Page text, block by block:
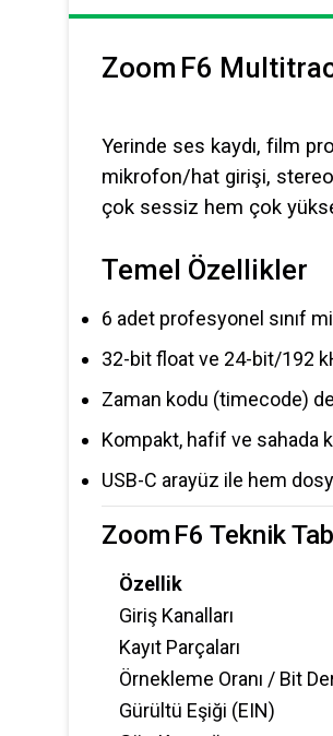
Zoom F6
Yerinde ses kaydı, film
mikrofon/hat girişi,
çok sessiz hem çok
Temel Özellikler
6 adet profesyonel sınıf
32-bit float ve 24-bit/192
Zaman kodu (timecode)
Kompakt, hafif ve sahada
USB-C arayüz ile hem
Zoom F6 Teknik
Özellik
Giriş Kanalları
Kayıt Parçaları
Örnekleme Oranı / Bit
Gürültü Eşiği (EIN)